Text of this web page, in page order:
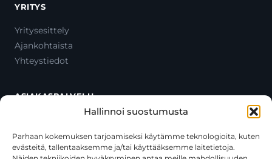
Hallinnoi suostumusta
Parhaan kokemuksen tarjoamiseksi käytämme teknologioita, kuten
evästeitä, tallentaaksemme ja/tai käyttääksemme laitetietoja.
YRITYS
Yritysesittely
Ajankohtaista
Yhteystiedot
ASIAKASPALVELU
Oma tili
Maksutavat